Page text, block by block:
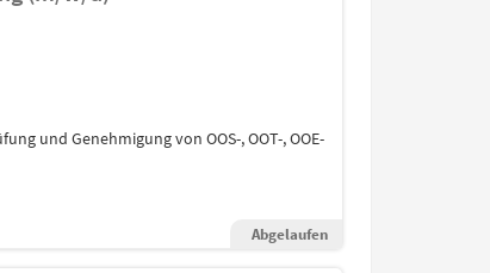
und Genehmigung von OOS-, OOT-, OOE-
Abgelaufen